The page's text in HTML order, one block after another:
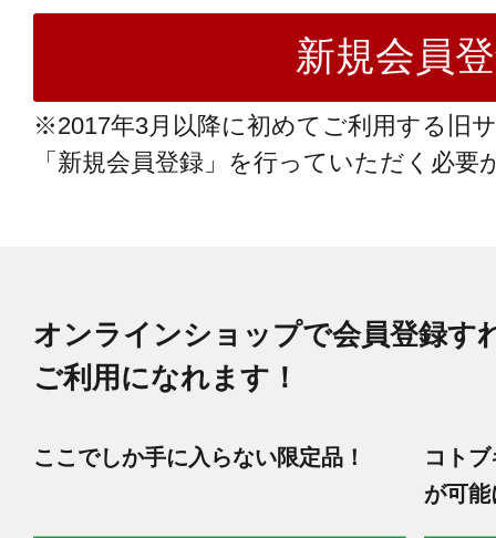
※2017年3月以降に初めてご利用する旧
「新規会員登録」を行っていただく必要
オンラインショップで会員登録す
ご利用になれます！
ここでしか手に入らない限定品！
コト
が可能